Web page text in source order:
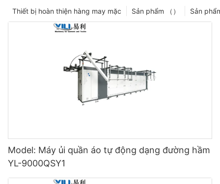
Sản
Sản phẩm （）
Thiết bị hoàn thiện hàng may mặc
Model: Máy ủi quần áo tự động dạng đường hầm
YL-9000QSY1